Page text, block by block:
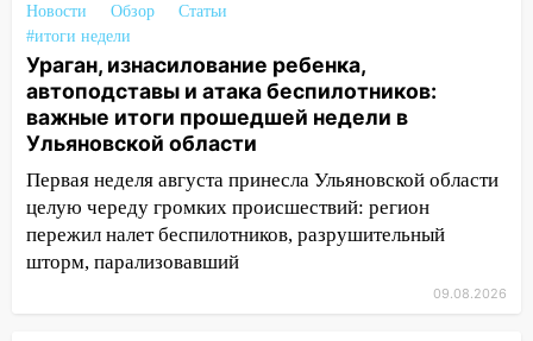
10:30 От мотофристайла до прогулки с
хаски: куда сходить в Ульяновской
области 8–9 августа
10:11 Директора ульяновской
«Нефтяной топливной компании» будут
судить за неуплату 48,4 млн рублей
налогов
09:28 Дети на дорогах: пострадали
велосипедисты, мотоциклисты и
Новости Обзор
Статьи
#итоги недели
Ураган, изнасилование ребенка,
автоподставы и атака беспилотников:
важные итоги прошедшей недели в
Ульяновской области
Первая неделя августа принесла Ульяновской области
целую череду громких происшествий: регион
пережил налет беспилотников, разрушительный
шторм, парализовавший
09.08.2026